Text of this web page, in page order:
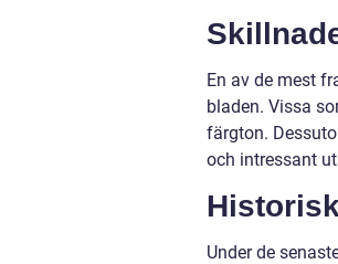
En av de mest
bladen. Vissa
färgton.
och intressant
Under de